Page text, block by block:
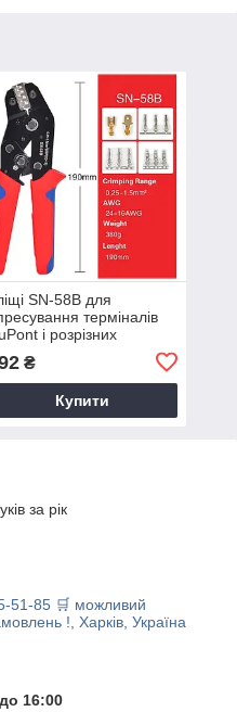
SN-58B для
терміналів
і розрізних
0.25-1.5 мм²
16AWG
₴
Купити
за рік
51-85 🛒 можливий
!, Харків, Україна
16:00